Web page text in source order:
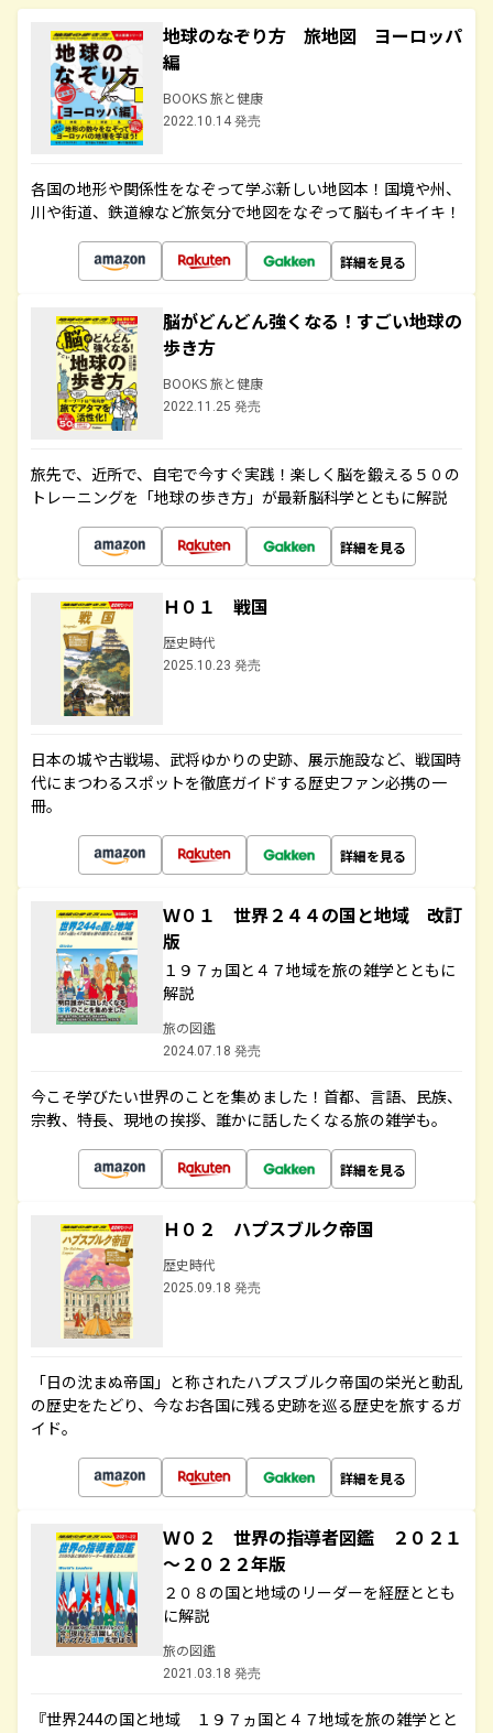
地球のなぞり方 旅地図 ヨーロッパ
編
BOOKS 旅と健康
2022.10.14 発売
各国の地形や関係性をなぞって学ぶ新しい地図本！国境や州、
川や街道、鉄道線など旅気分で地図をなぞって脳もイキイキ！
詳細を見る
脳がどんどん強くなる！すごい地球の
歩き方
BOOKS 旅と健康
2022.11.25 発売
旅先で、近所で、自宅で今すぐ実践！楽しく脳を鍛える５０の
トレーニングを「地球の歩き方」が最新脳科学とともに解説
詳細を見る
Ｈ０１ 戦国
歴史時代
2025.10.23 発売
日本の城や古戦場、武将ゆかりの史跡、展示施設など、戦国時
代にまつわるスポットを徹底ガイドする歴史ファン必携の一
冊。
詳細を見る
Ｗ０１ 世界２４４の国と地域 改訂
版
１９７ヵ国と４７地域を旅の雑学とともに
解説
旅の図鑑
2024.07.18 発売
今こそ学びたい世界のことを集めました！首都、言語、民族、
宗教、特長、現地の挨拶、誰かに話したくなる旅の雑学も。
詳細を見る
Ｈ０２ ハプスブルク帝国
歴史時代
2025.09.18 発売
「日の沈まぬ帝国」と称されたハプスブルク帝国の栄光と動乱
の歴史をたどり、今なお各国に残る史跡を巡る歴史を旅するガ
イド。
詳細を見る
Ｗ０２ 世界の指導者図鑑 ２０２１
～２０２２年版
２０８の国と地域のリーダーを経歴ととも
に解説
旅の図鑑
2021.03.18 発売
『世界244の国と地域 １９７ヵ国と４７地域を旅の雑学とと